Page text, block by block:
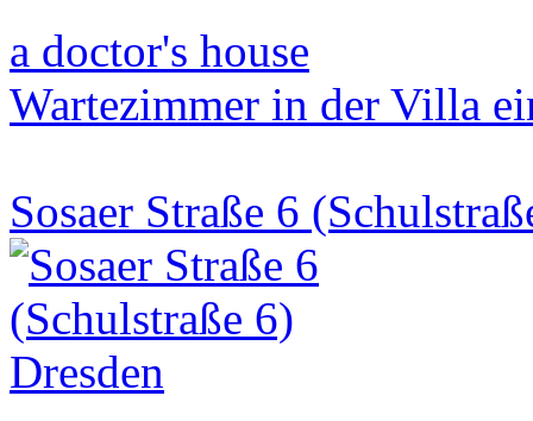
a doctor's house
Wartezimmer in der Villa
Sosaer Straße 6